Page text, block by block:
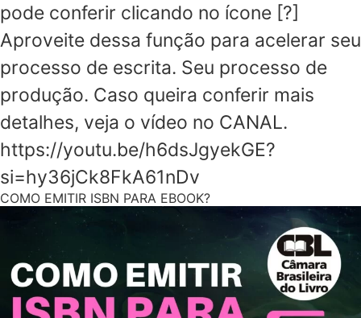
pode conferir clicando no ícone [?]
Aproveite dessa função para acelerar seu
processo de escrita. Seu processo de
produção. Caso queira conferir mais
detalhes, veja o vídeo no CANAL.
https://youtu.be/h6dsJgyekGE?
si=hy36jCk8FkA61nDv
COMO EMITIR ISBN PARA EBOOK?